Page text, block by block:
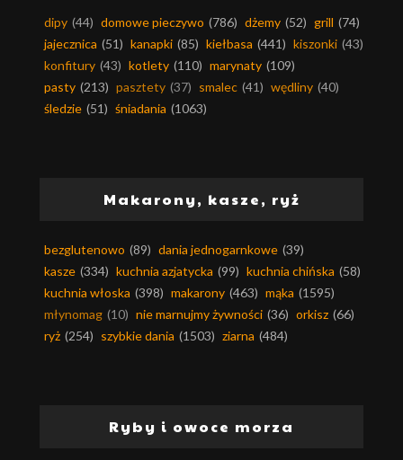
dipy (44) domowe pieczywo (786) dżemy (52) grill (74)
jajecznica (51) kanapki (85) kiełbasa (441) kiszonki (43)
konfitury (43) kotlety (110) marynaty (109)
pasty (213) pasztety (37) smalec (41) wędliny (40)
śledzie (51) śniadania (1063)
Makarony, kasze, ryż
bezglutenowo (89) dania jednogarnkowe (39)
kasze (334) kuchnia azjatycka (99) kuchnia chińska (58)
kuchnia włoska (398) makarony (463) mąka (1595)
młynomag (10) nie marnujmy żywności (36) orkisz (66)
ryż (254) szybkie dania (1503) ziarna (484)
Ryby i owoce morza